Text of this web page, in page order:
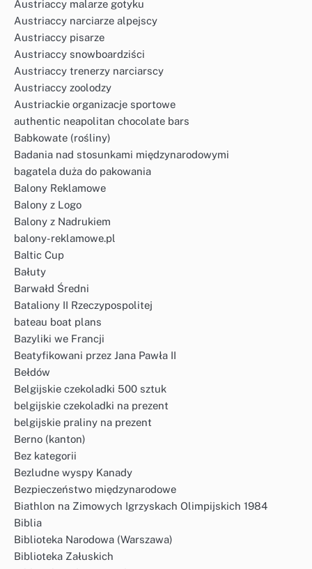
Austriaccy malarze gotyku
Austriaccy narciarze alpejscy
Austriaccy pisarze
Austriaccy snowboardziści
Austriaccy trenerzy narciarscy
Austriaccy zoolodzy
Austriackie organizacje sportowe
authentic neapolitan chocolate bars
Babkowate (rośliny)
Badania nad stosunkami międzynarodowymi
bagatela duża do pakowania
Balony Reklamowe
Balony z Logo
Balony z Nadrukiem
balony-reklamowe.pl
Baltic Cup
Bałuty
Barwałd Średni
Bataliony II Rzeczypospolitej
bateau boat plans
Bazyliki we Francji
Beatyfikowani przez Jana Pawła II
Bełdów
Belgijskie czekoladki 500 sztuk
belgijskie czekoladki na prezent
belgijskie praliny na prezent
Berno (kanton)
Bez kategorii
Bezludne wyspy Kanady
Bezpieczeństwo międzynarodowe
Biathlon na Zimowych Igrzyskach Olimpijskich 1984
Biblia
Biblioteka Narodowa (Warszawa)
Biblioteka Załuskich